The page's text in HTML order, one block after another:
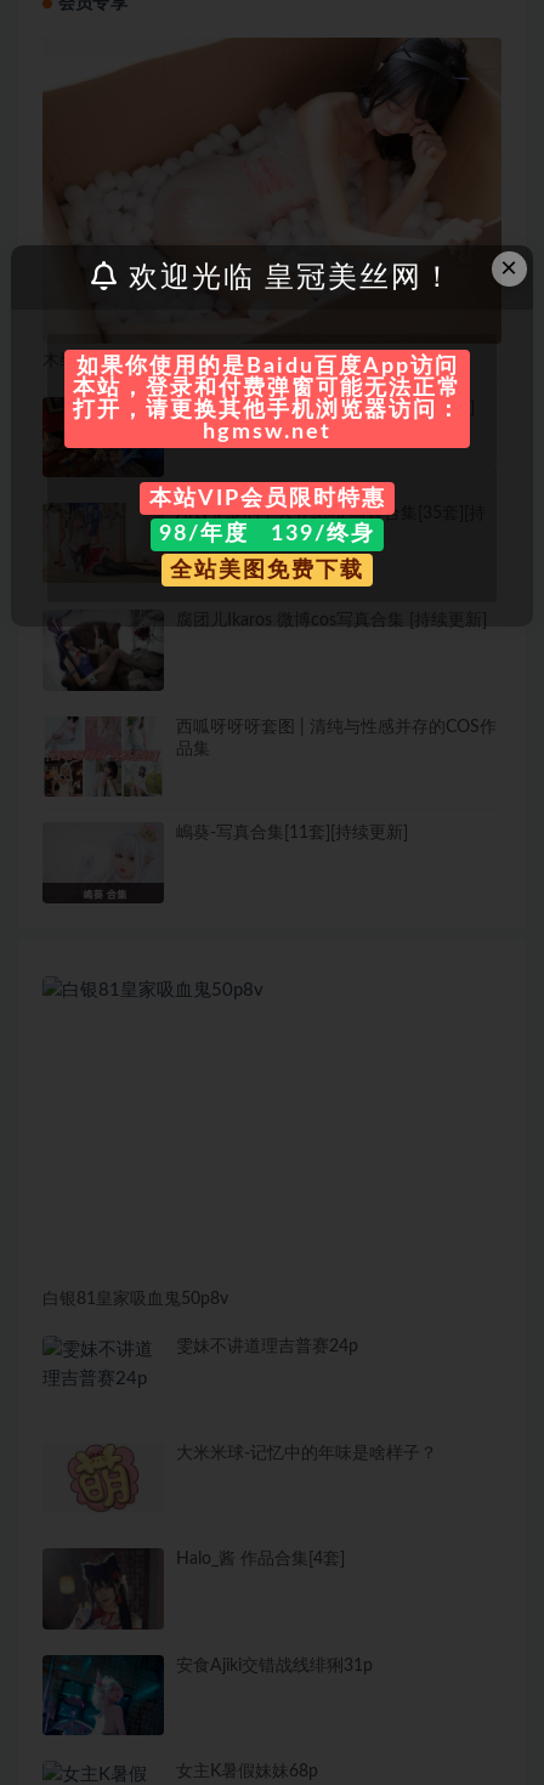
木绵绵OwO-微博coser全部作品[写真合集][持续更新]
阿包也是兔娘 写真合集[86套][持续更新]
Arty亚缇的个人介绍和 写真合集[35套][持
续更新]
西呱呀呀呀套图 | 清纯与性感并存的COS作
品集
嶋葵-写真合集[11套][持续更新]
白银81皇家吸血鬼50p8v
雯妹不讲道理吉普赛24p
大米米球-记忆中的年味是啥样子？
Halo_酱 作品合集[4套]
安食Ajiki交错战线绯猁31p
女主K暑假妹妹68p
×
欢迎光临 皇冠美丝网！
如果你使用的是Baidu百度App访问
本站，登录和付费弹窗可能无法正常
打开，请更换其他手机浏览器访问：
hgmsw.net
本站VIP会员限时特惠
98/年度 139/终身
全站美图免费下载